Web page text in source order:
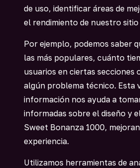
de uso, identificar áreas de
el rendimiento de nuestro sitio
Por ejemplo, podemos saber
las más populares, cuánto
usuarios en ciertas secciones
algún problema técnico. Esta
información nos ayuda a
informadas sobre el diseño y
Sweet Bonanza 1000,
experiencia.
Utilizamos herramientas de